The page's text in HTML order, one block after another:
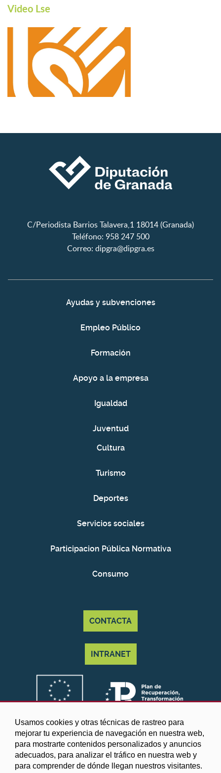
Usamos cookies y otras técnicas de rastreo para
mejorar tu experiencia de navegación en nuestra web,
para mostrarte contenidos personalizados y anuncios
adecuados, para analizar el tráfico en nuestra web y
para comprender de dónde llegan nuestros visitantes.
Video Lse
C/Periodista Barrios Talavera,1 18014 (Granada)
Teléfono: 958 247 500
Correo: dipgra@dipgra.es
Ayudas y subvenciones
Empleo Público
Formación
Apoyo a la empresa
Igualdad
Juventud
Cultura
Turismo
Deportes
Servicios sociales
Participacion Pública Normativa
Consumo
CONTACTA
INTRANET